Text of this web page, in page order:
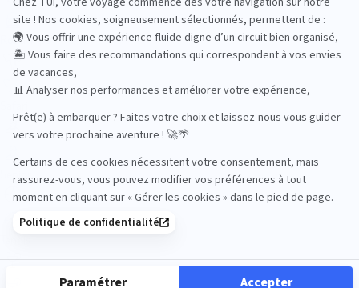
Road Trips
Sénior